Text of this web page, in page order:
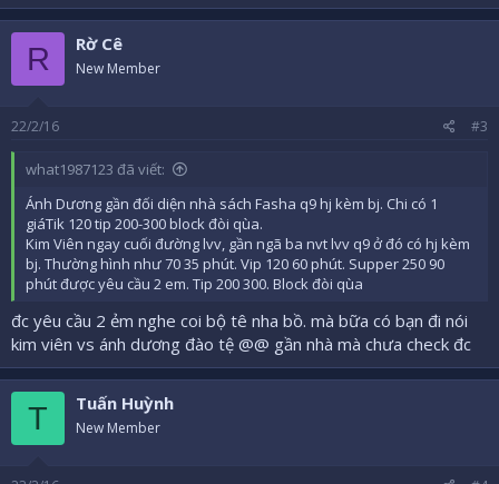
R Rờ Cê
New Member
22/2/16 #3
what1987123 đã viết:
Ánh Dương gần đối diện nhà sách Fasha q9 hj kèm bj. Chi có 1
giáTik 120 tip 200-300 block đòi qùa.
Kim Viên ngay cuối đường lvv, gần ngã ba nvt lvv q9 ở đó có hj kèm
bj. Thường hình như 70 35 phút. Vip 120 60 phút. Supper 250 90
phút được yêu cầu 2 em. Tip 200 300. Block đòi qùa
đc yêu cầu 2 ẻm nghe coi bộ tê nha bồ. mà bữa có bạn đi nói
kim viên vs ánh dương đào tệ @@ gần nhà mà chưa check đc
T Tuấn Huỳnh
New Member